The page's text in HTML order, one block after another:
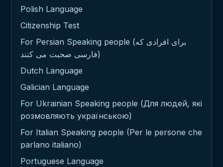
Polish Language
Citizenship Test
For Persian Speaking people (برای افرادی که
فارسی صحبت می کنند)
Dutch Language
Galician Language
For Ukrainian Speaking people (Для людей, які
розмовляють українською)
For Italian Speaking people (Per le persone che
parlano italiano)
Portuguese Language